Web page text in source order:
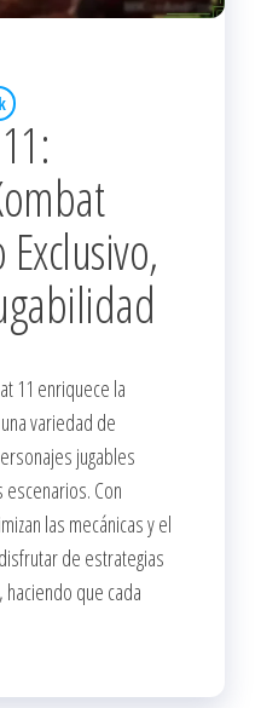
11 enriquece la
variedad de
jugables
escenarios. Con
las mecánicas y el
de estrategias
que cada